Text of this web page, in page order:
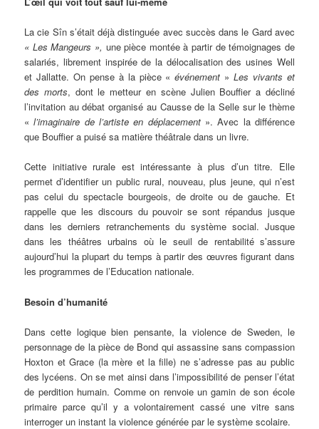
La cie Sîn s’était déjà distinguée avec succès dans le Gard avec
« Les Mangeurs », une pièce montée à partir de témoignages de
salariés, librement inspirée de la délocalisation des usines Well
et Jallatte. On pense à la pièce «événement »Les vivants et
des morts, dont le metteur en scène Julien Bouffier a décliné
l’invitation au débat organisé au Causse de la Selle sur le thème
«l’imaginaire de l’artiste en déplacement». Avec la différence
que Bouffier a puisé sa matière théâtrale dans un livre.
Cette initiative rurale est intéressante à plus d’un titre. Elle
permet d’identifier un public rural, nouveau, plus jeune, qui n’est
pas celui du spectacle bourgeois, de droite ou de gauche. Et
rappelle que les discours du pouvoir se sont répandus jusque
dans les derniers retranchements du système social. Jusque
dans les théâtres urbains où le seuil de rentabilité s’assure
aujourd’hui la plupart du temps à partir des œuvres figurant dans
les programmes de l’Education nationale.
Besoin d’humanité
Dans cette logique bien pensante, la violence de Sweden, le
personnage de la pièce de Bond qui assassine sans compassion
Hoxton et Grace (la mère et la fille) ne s’adresse pas au public
des lycéens. On se met ainsi dans l’impossibilité de penser l’état
de perdition humain. Comme on renvoie un gamin de son école
primaire parce qu’il y a volontairement cassé une vitre sans
interroger un instant la violence générée par le système scolaire.